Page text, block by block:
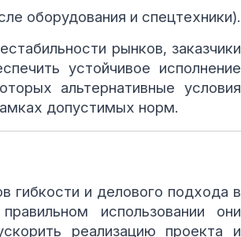
оборудования и спецтехники).
рынков, заказчики
устойчивое исполнение
альтернативные условия
допустимых норм.
гибкости и делового подхода в
использовании они
реализацию проекта и